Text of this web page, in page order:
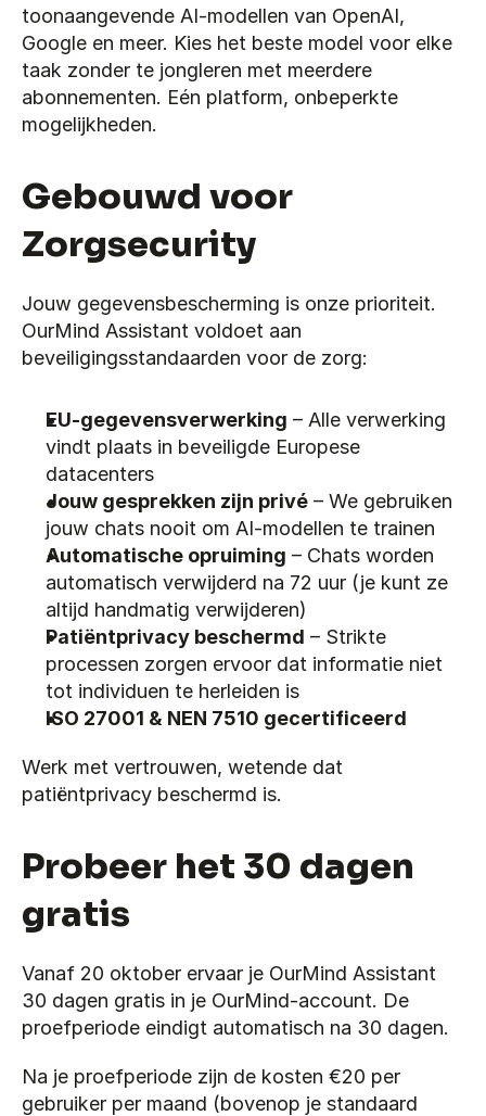
toonaangevende AI-modellen van OpenAI,
Google en meer. Kies het beste model voor elke
taak zonder te jongleren met meerdere
abonnementen. Eén platform, onbeperkte
mogelijkheden.
Gebouwd voor
Zorgsecurity
Jouw gegevensbescherming is onze prioriteit.
OurMind Assistant voldoet aan
beveiligingsstandaarden voor de zorg:
EU-gegevensverwerking – Alle verwerking
vindt plaats in beveiligde Europese
datacenters
Jouw gesprekken zijn privé – We gebruiken
jouw chats nooit om AI-modellen te trainen
Automatische opruiming – Chats worden
automatisch verwijderd na 72 uur (je kunt ze
altijd handmatig verwijderen)
Patiëntprivacy beschermd – Strikte
processen zorgen ervoor dat informatie niet
tot individuen te herleiden is
ISO 27001 & NEN 7510 gecertificeerd
Werk met vertrouwen, wetende dat
patiëntprivacy beschermd is.
Probeer het 30 dagen
gratis
Vanaf 20 oktober ervaar je OurMind Assistant
30 dagen gratis in je OurMind-account. De
proefperiode eindigt automatisch na 30 dagen.
Na je proefperiode zijn de kosten €20 per
gebruiker per maand (bovenop je standaard